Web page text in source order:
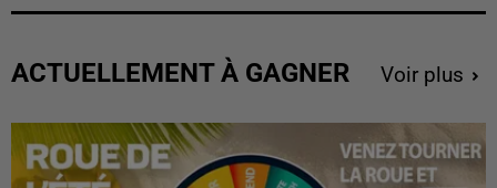
ACTUELLEMENT À GAGNER Voir plus